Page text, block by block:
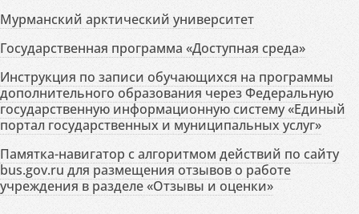
Мурманский арктический университет
Государственная программа «Доступная среда»
Инструкция по записи обучающихся на программы
дополнительного образования через Федеральную
государственную информационную систему «Единый
портал государственных и муниципальных услуг»
Памятка-навигатор с алгоритмом действий по сайту
bus.gov.ru для размещения отзывов о работе
учреждения в разделе «Отзывы и оценки»